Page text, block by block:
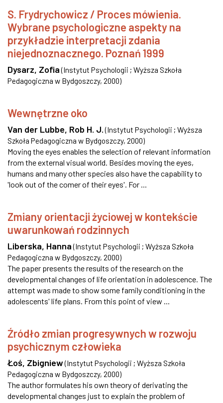
S. Frydrychowicz / Proces mówienia.
Wybrane psychologiczne aspekty na
przykładzie interpretacji zdania
niejednoznacznego. Poznań 1999
Dysarz, Zofia (Instytut Psychologii ; Wyższa Szkoła
Pedagogiczna w Bydgoszczy, 2000)
Wewnętrzne oko
Van der Lubbe, Rob H. J. (Instytut Psychologii ; Wyższa
Szkoła Pedagogiczna w Bydgoszczy, 2000)
Moving the eyes enables the selection of relevant information
from the external visual world. Besides moving the eyes,
humans and many other species also have the capability to
'look out of the comer of their eyes'. For ...
Zmiany orientacji życiowej w kontekście
uwarunkowań rodzinnych
Liberska, Hanna (Instytut Psychologii ; Wyższa Szkoła
Pedagogiczna w Bydgoszczy, 2000)
The paper presents the results of the research on the
developmental changes of life orientation in adolescence. The
attempt was made to show some family conditioning in the
adolescents' life plans. From this point of view ...
Źródło zmian progresywnych w rozwoju
psychicznym człowieka
Łoś, Zbigniew(Instytut Psychologii ; Wyższa Szkoła
Pedagogiczna w Bydgoszczy, 2000)
The author formulates his own theory of derivating the
developmental changes just to explain the problem of